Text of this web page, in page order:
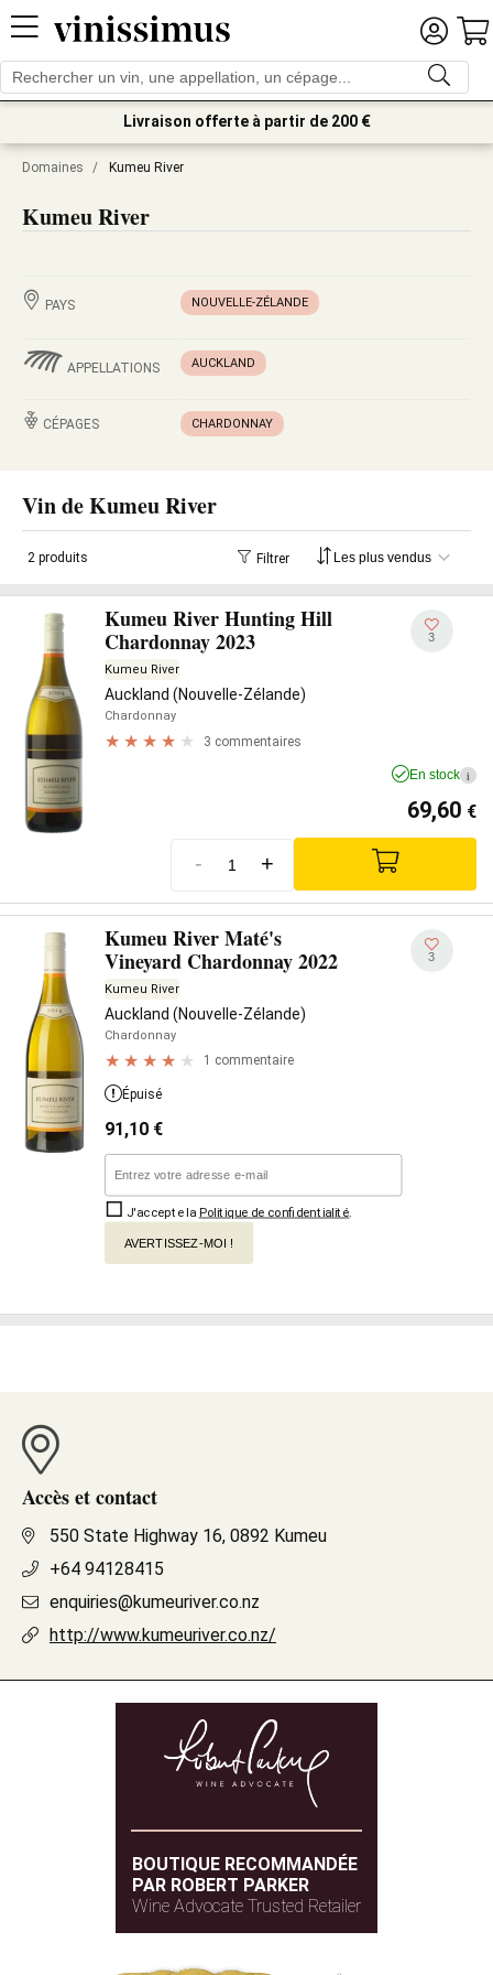
Livraison offerte à partir de 200 €
Domaines / Kumeu River
Kumeu River
PAYS NOUVELLE-ZÉLANDE
APPELLATIONS AUCKLAND
CÉPAGES CHARDONNAY
Vin de Kumeu River
2 produits Filtrer
Kumeu River Hunting Hill
Chardonnay 2023
Kumeu River
Auckland (Nouvelle-Zélande)
Chardonnay
3 commentaires
3
En stock i
69,60 €
- +
Kumeu River Maté's
Vineyard Chardonnay 2022
Kumeu River
Auckland (Nouvelle-Zélande)
Chardonnay
1 commentaire
3
Épuisé
91,10 €
J'accepte la Politique de confidentialité
AVERTISSEZ-MOI !
Accès et contact
550 State Highway 16, 0892 Kumeu
+64 94128415
enquiries@kumeuriver.co.nz
http://www.kumeuriver.co.nz/
BOUTIQUE RECOMMANDÉE
PAR ROBERT PARKER
Wine Advocate Trusted Retailer